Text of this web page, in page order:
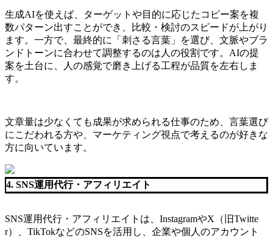
生成AIを使えば、ターゲットや目的に応じたコピー案を複
数パターン出すことができ、比較・検討のスピードが上がり
ます。一方で、最終的に「刺さる言葉」を選び、文脈やブラ
ンドトーンに合わせて調整するのは人の役割です。AIの提
案を土台に、人の感覚で磨き上げる工程が品質を左右しま
す。
文章量は少なくても成果が求められる仕事のため、言葉選び
にこだわれる方や、マーケティング視点で考えるのが好きな
方に向いています。
4. SNS運用代行・アフィリエイト
SNS運用代行・アフィリエイトは、InstagramやX（旧Twitte
r）、TikTokなどのSNSを活用し、企業や個人のアカウント